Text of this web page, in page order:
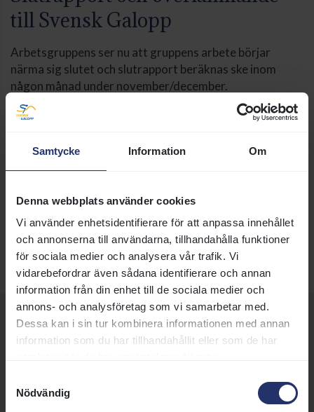
Samtycke Information Om
Denna webbplats använder cookies
Vi använder enhetsidentifierare för att anpassa innehållet
och annonserna till användarna, tillhandahålla funktioner
för sociala medier och analysera vår trafik. Vi
vidarebefordrar även sådana identifierare och annan
information från din enhet till de sociala medier och
annons- och analysföretag som vi samarbetar med.
Dessa kan i sin tur kombinera informationen med annan
information som du har tillhandahållit eller som de har
Nödvändig
till Svensk Galopp
Arbetsgruppens ser nu att gruppens arbete börjar
närma sig slutet och slutrapport beräknas ske inom
någon månad under november/december.
Svensk Galopp: info@svenskgalopp.se
DELA SIDA:
Fler nyheter, artiklar och